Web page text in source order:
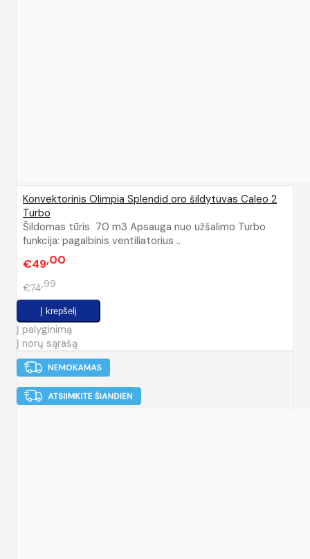
Konvektorinis Olimpia Splendid oro šildytuvas Caleo 2
Turbo
Šildomas tūris 70 m3 Apsauga nuo užšalimo Turbo
funkcija: pagalbinis ventiliatorius ..
€49 00
€74 99
Į palyginimą
Į norų sąrašą